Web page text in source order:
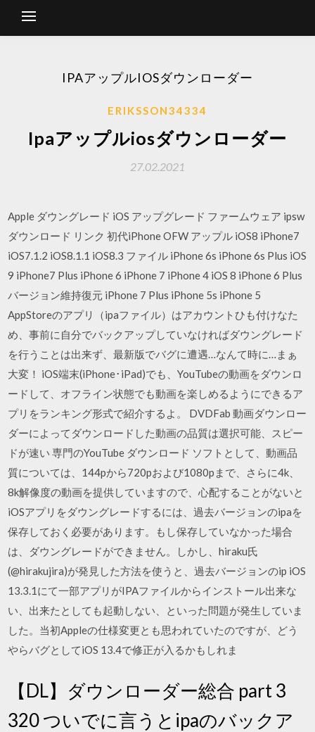
IPAアップルIOSダウンローダー
ERIKSSON34334
Ipaアップルiosダウンローダー
27.02.2021
Apple ダウングレード iOS アップグレード ファームウェア ipsw
ダウンロード リンク 初代iPhone OFW アップル iOS8 iPhone7
iOS7.1.2 iOS8.1.1 iOS8.3 ファイル iPhone 6s iPhone 6s Plus iOS
9 iPhone7 Plus iPhone 6 iPhone 7 iPhone 4 iOS 8 iPhone 6 Plus
バージョン維持復元 iPhone 7 Plus iPhone 5s iPhone 5
AppStoreのアプリ（ipaファイル）はアカウントひも付けなた
め、事前に自分でバックアップしていなければダウングレード
を行うことは出来ず、最新版でバグに遭遇…なんて時に…まぁ
大変！ iOS端末(iPhone･iPad)でも、YouTubeの動画をダウンロ
ードして、オフライン状態でも動画を楽しめるようにできるア
プリをランキング形式で紹介するよ。 DVDFab 動画ダウンロー
ダーによってダウンロードした動画の品質は選択可能、スピー
ドが速い 専門のYouTube ダウンロード ソフトとして、動画品
質については、144pから720pおよび1080pまで、さらに4k、
8k解像度の動画を提供していますので、心配することがないと
iOSアプリをダウングレードするには、過去バージョンのipaを
保存しておく必要があります。もし保存していなかった場合
は、ダウングレードができません。しかし、hiraku氏
(@hirakujira)が発見した方法を使うと、過去バージョンのip iOS
13.3.1にて一部アプリがIPAファイルからインストール出来な
い、出来たとしても起動しない、といった問題が発生していま
した。当初Appleの仕様変更とも思われていたのですが、どう
やらバグとしてiOS 13.4で修正が入るかもしれま
【DL】ダウンローダー総合 part 3
320 ついでに言うとipaのバックア